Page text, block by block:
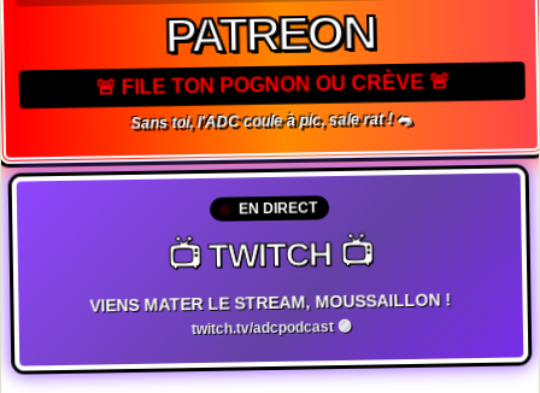
PATREON
🚨 FILE TON POGNON OU CRÈVE 🚨
Sans toi, l'ADC coule à pic, sale rat ! 🐀
EN DIRECT
📺 TWITCH 📺
VIENS MATER LE STREAM, MOUSSAILLON !
twitch.tv/adcpodcast 🟣